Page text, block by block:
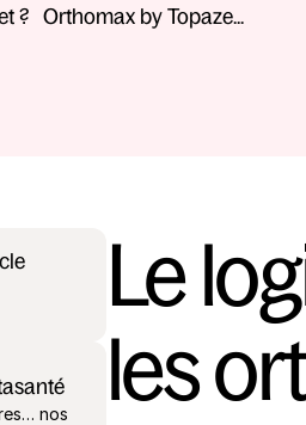
?   Orthomax by Topaze...
nos
Le
les